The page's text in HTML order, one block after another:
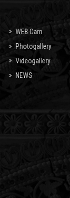
WEB Cam
Photogallery
Videogallery
NEWS